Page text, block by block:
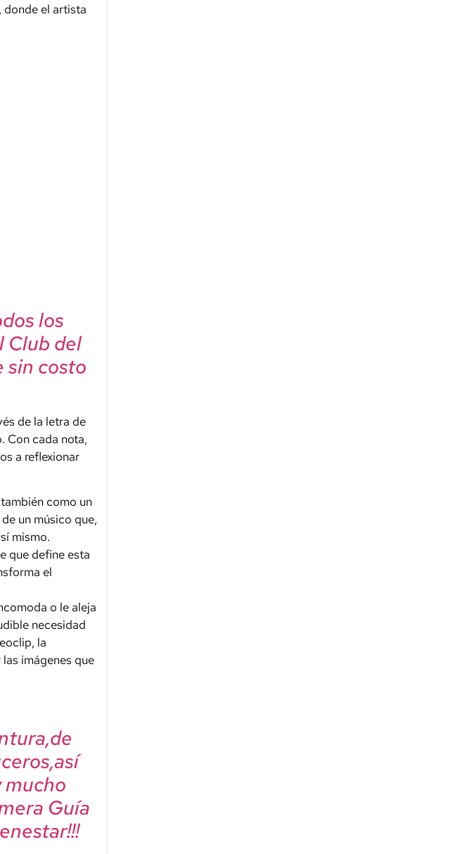
el artista
los
Club del
sin costo
de la letra de
Con cada nota,
a reflexionar
como un
un músico que,
mismo.
que define esta
el
o le aleja
necesidad
la
imágenes que
mucho
Guía